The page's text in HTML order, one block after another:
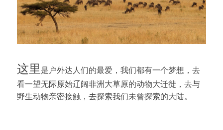
这里是户外达人们的最爱，我们都有一个梦想，去
看一望无际原始辽阔非洲大草原的动物大迁徙，去与
野生动物亲密接触，去探索我们未曾探索的大陆。